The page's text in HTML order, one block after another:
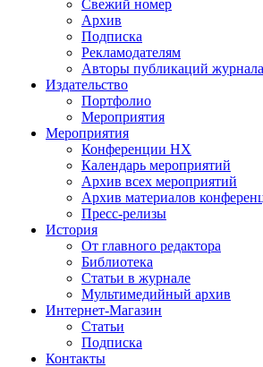
Свежий номер
Архив
Подписка
Рекламодателям
Авторы публикаций журнала
Издательство
Портфолио
Мероприятия
Мероприятия
Конференции НХ
Календарь мероприятий
Архив всех мероприятий
Архив материалов
Пресс-релизы
История
От главного редактора
Библиотека
Статьи в журнале
Мультимедийный архив
Интернет-Магазин
Статьи
Подписка
Контакты